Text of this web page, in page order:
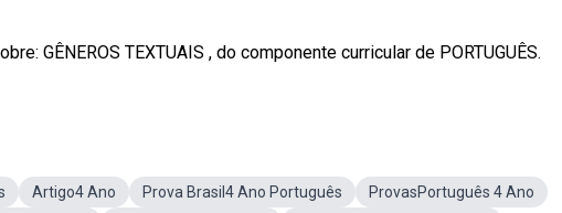
GÊNEROS TEXTUAIS , do componente curricular de PORTUGUÊS.
Artigo4 Ano Prova Brasil4 Ano Português
ProvasPortuguês 4 Ano